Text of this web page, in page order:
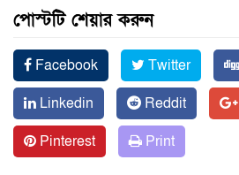
পোস্টটি শেয়ার করুন
Facebook Twitter
Linkedin
Reddit
Pinterest
Print